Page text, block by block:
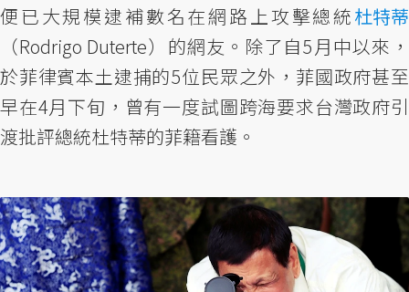
便已大規模逮補數名在網路上攻擊總統杜特蒂
（Rodrigo Duterte）的網友。除了自5月中以來，
於菲律賓本土逮捕的5位民眾之外，菲國政府甚至
早在4月下旬，曾有一度試圖跨海要求台灣政府引
渡批評總統杜特蒂的菲籍看護。